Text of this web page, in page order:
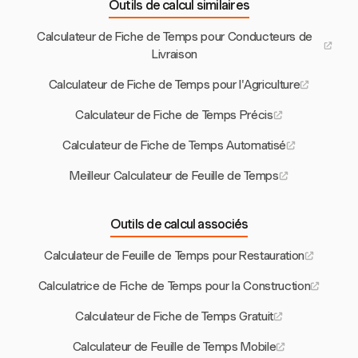
Outils de calcul similaires
Calculateur de Fiche de Temps pour Conducteurs de
Livraison
Calculateur de Fiche de Temps pour l'Agriculture
Calculateur de Fiche de Temps Précis
Calculateur de Fiche de Temps Automatisé
Meilleur Calculateur de Feuille de Temps
Outils de calcul associés
Calculateur de Feuille de Temps pour Restauration
Calculatrice de Fiche de Temps pour la Construction
Calculateur de Fiche de Temps Gratuit
Calculateur de Feuille de Temps Mobile